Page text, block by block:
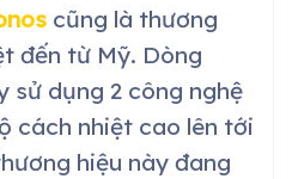
cũng là thương
đến từ Mỹ. Dòng
sử dụng 2 công nghệ
cách nhiệt cao lên tới
hiệu này đang